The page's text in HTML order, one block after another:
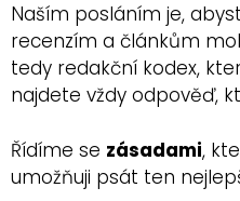
Naším posláním je,
recenzím a článkům
tedy redakční kodex,
najdete vždy odpověď,
Řídíme se zásadami,
umožňuji psát ten